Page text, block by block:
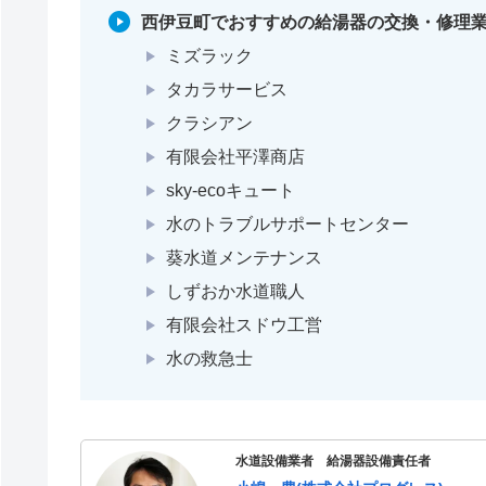
西伊豆町でおすすめの給湯器の交換・修理
ミズラック
タカラサービス
クラシアン
有限会社平澤商店
sky-ecoキュート
水のトラブルサポートセンター
葵水道メンテナンス
しずおか水道職人
有限会社スドウ工営
水の救急士
水道設備業者 給湯器設備責任者